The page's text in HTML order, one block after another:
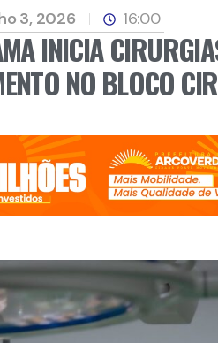
3, 2026 16:00
INICIA
NO BLOCO